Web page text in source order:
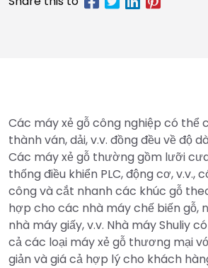
Các máy xẻ gỗ công nghiệp có thể
thành ván, dải, v.v. đồng đều về độ
Các máy xẻ gỗ thường gồm lưỡi
thống điều khiển PLC, động cơ, v.v.,
công và cắt nhanh các khúc gỗ
hợp cho các nhà máy chế biến gỗ,
nhà máy giấy, v.v. Nhà máy Shuliy
cả các loại máy xẻ gỗ thương mại
giản và giá cả hợp lý cho khách